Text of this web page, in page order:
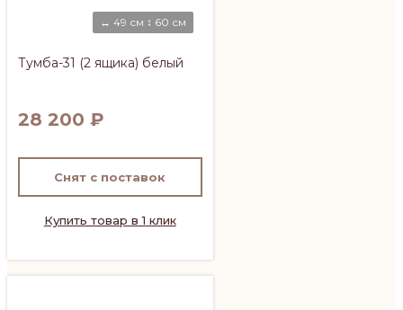
↔ 49 см ↕ 60 см
Тумба-31 (2 ящика) белый
28 200 ₽
Снят с поставок
Купить товар в 1 клик